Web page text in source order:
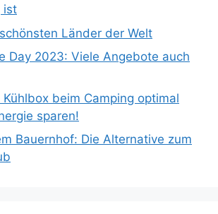
ist
Länder der Welt
Day 2023: Viele Angebote auch
beim Camping optimal
sparen!
Bauernhof: Die Alternative zum